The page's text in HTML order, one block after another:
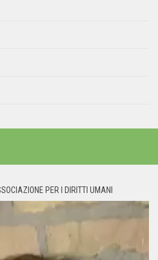
PER I DIRITTI UMANI